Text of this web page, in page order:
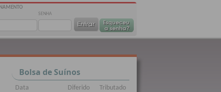
SENHA
Bolsa de Suínos
Data Diferido
Tributado